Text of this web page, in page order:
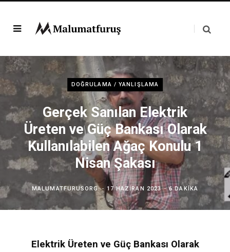
DOĞRULAMA / YANLIŞLAMA
Gerçek Sanılan Elektrik
Üreten ve Güç Bankası Olarak
Kullanılabilen Ağaç Konulu 1
Nisan Şakası
MALUMATFURUSORG 17 HAZIRAN 2023 6 DAKIKA
Elektrik Üreten ve Güç Bankası Olarak